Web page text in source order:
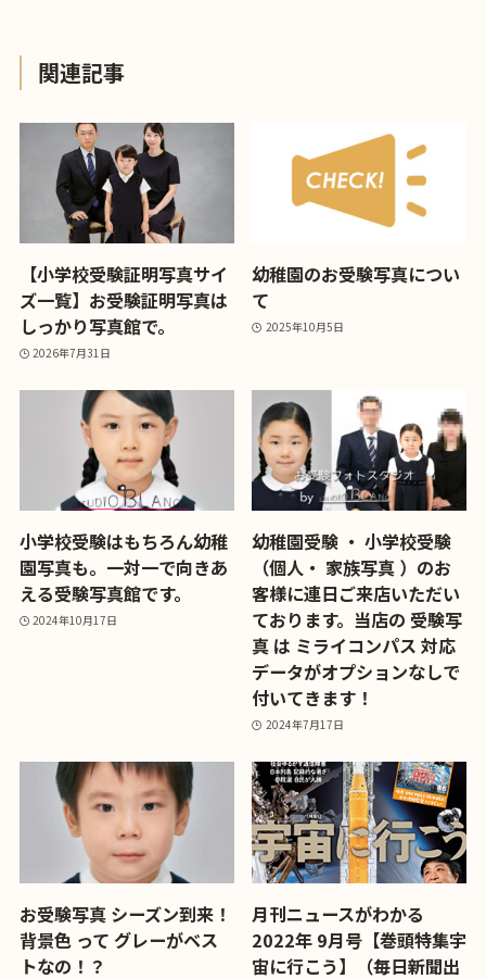
関連記事
【小学校受験証明写真サイ
ズ一覧】お受験証明写真は
しっかり写真館で。
2026年7月31日
幼稚園のお受験写真につい
て
2025年10月5日
小学校受験はもちろん幼稚
園写真も。一対一で向きあ
える受験写真館です。
2024年10月17日
幼稚園受験 ・ 小学校受験
（個人・ 家族写真 ）のお
客様に連日ご来店いただい
ております。当店の 受験写
真 は ミライコンパス 対応
データがオプションなしで
付いてきます！
2024年7月17日
お受験写真 シーズン到来！
背景色 って グレーがベス
トなの！？
月刊ニュースがわかる
2022年 9月号【巻頭特集宇
宙に行こう】（毎日新聞出